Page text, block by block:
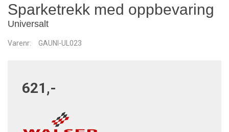
Sparketrekk med oppbevaring
Universalt
Varenr: GAUNI-UL023
621,-